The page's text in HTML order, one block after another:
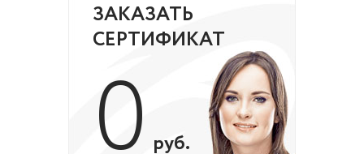
ЗАКАЗАТЬ
СЕРТИФИКАТ
0 руб.